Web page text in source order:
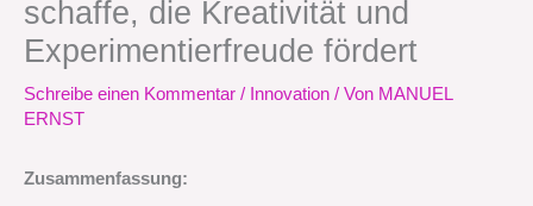
schaffe, die Kreativität und
Experimentierfreude fördert
Schreibe einen Kommentar / Innovation / Von MANUEL
ERNST
Zusammenfassung: